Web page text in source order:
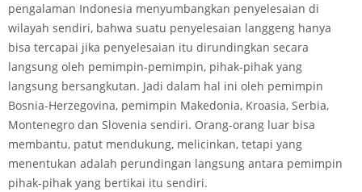
pengalaman Indonesia menyumbangkan penyelesaian di
wilayah sendiri, bahwa suatu penyelesaian langgeng hanya
bisa tercapai jika penyelesaian itu dirundingkan secara
langsung oleh pemimpin-pemimpin, pihak-pihak yang
langsung bersangkutan. Jadi dalam hal ini oleh pemimpin
Bosnia-Herzegovina, pemimpin Makedonia, Kroasia, Serbia,
Montenegro dan Slovenia sendiri. Orang-orang luar bisa
membantu, patut mendukung, melicinkan, tetapi yang
menentukan adalah perundingan langsung antara pemimpin
pihak-pihak yang bertikai itu sendiri.